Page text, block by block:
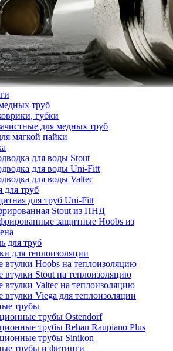
труб
губки
для медных труб
мягкой пайки
для воды Stout
для воды Uni-Fitt
для воды Valtec
для труб
для труб Uni-Fitt
Stout из ПНД
защитные Hoobs из
для труб
для теплоизоляции
втулки Hoobs на теплоизоляцию
втулки Stout на теплоизоляцию
втулки Valtec на теплоизоляцию
Viega для теплоизоляции
трубы
трубы Ostendorf
трубы Rehau Raupiano Plus
трубы Sinikon
трубы и фитинги